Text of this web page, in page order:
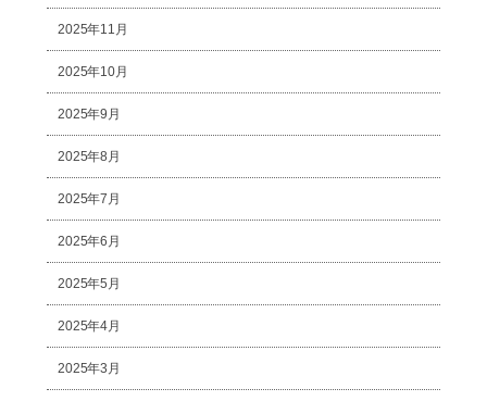
2025年11月
2025年10月
2025年9月
2025年8月
2025年7月
2025年6月
2025年5月
2025年4月
2025年3月